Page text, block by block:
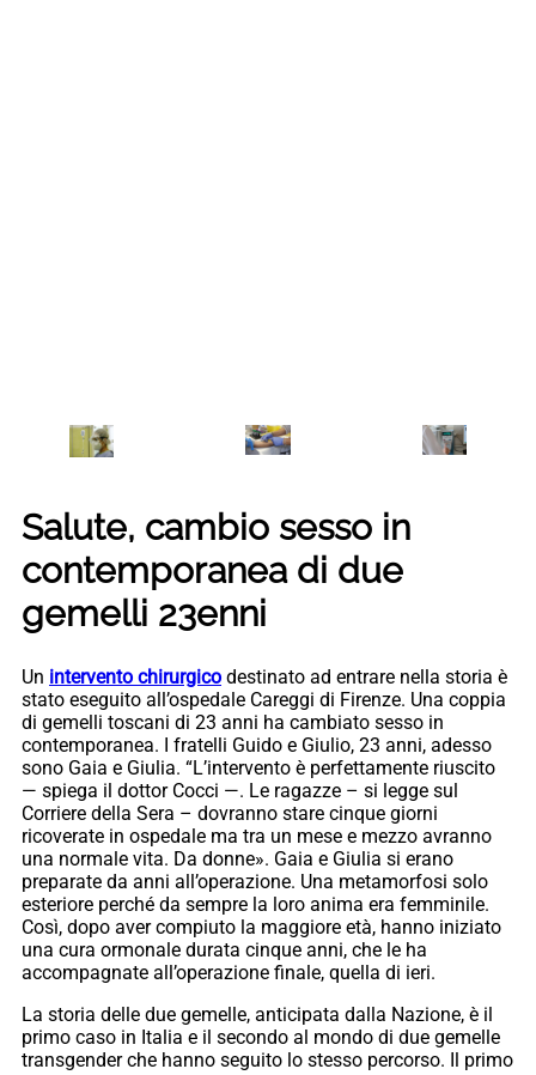
Salute, cambio sesso in
contemporanea di due
gemelli 23enni
Un intervento chirurgico destinato ad entrare nella storia è
stato eseguito all’ospedale Careggi di Firenze. Una coppia
di gemelli toscani di 23 anni ha cambiato sesso in
contemporanea. I fratelli Guido e Giulio, 23 anni, adesso
sono Gaia e Giulia. “L’intervento è perfettamente riuscito
— spiega il dottor Cocci —. Le ragazze – si legge sul
Corriere della Sera – dovranno stare cinque giorni
ricoverate in ospedale ma tra un mese e mezzo avranno
una normale vita. Da donne». Gaia e Giulia si erano
preparate da anni all’operazione. Una metamorfosi solo
esteriore perché da sempre la loro anima era femminile.
Così, dopo aver compiuto la maggiore età, hanno iniziato
una cura ormonale durata cinque anni, che le ha
accompagnate all’operazione finale, quella di ieri.
La storia delle due gemelle, anticipata dalla Nazione, è il
primo caso in Italia e il secondo al mondo di due gemelle
transgender che hanno seguito lo stesso percorso. Il primo